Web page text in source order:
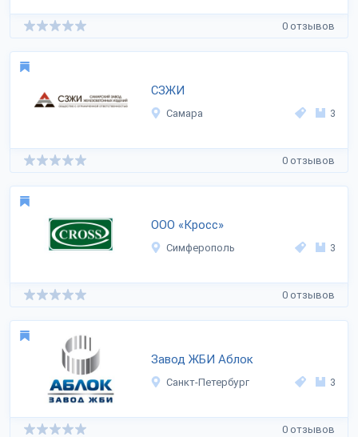
0 отзывов
СЗЖИ
Самара 3
0 отзывов
ООО «Кросс»
Симферополь 3
0 отзывов
Завод ЖБИ Аблок
Санкт-Петербург 3
0 отзывов